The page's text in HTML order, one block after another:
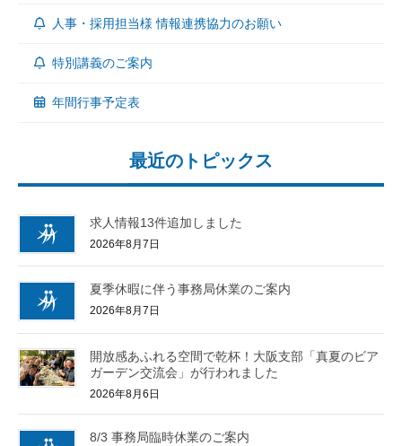
人事・採用担当様 情報連携協力のお願い
特別講義のご案内
年間行事予定表
最近のトピックス
求人情報13件追加しました
2026年8月7日
夏季休暇に伴う事務局休業のご案内
2026年8月7日
開放感あふれる空間で乾杯！大阪支部「真夏のビア
ガーデン交流会」が行われました
2026年8月6日
8/3 事務局臨時休業のご案内